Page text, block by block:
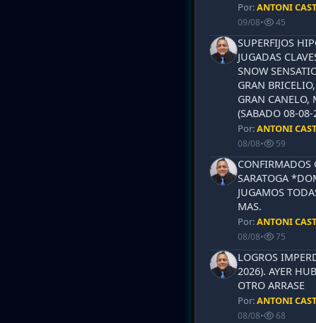
Por:ANTONI
09/08• 45
SUPERFIJOS
JUGADAS
SNOW
GRAN
GRAN CANELO,
(SABADO 08-
Por:ANTONI
08/08• 59
CONFIRMADOS
SARATOGA
JUGAMOS
MAS.
Por:ANTONI
08/08• 75
LOGROS
2026). AYER
OTRO ARRASE
Por:ANTONI
08/08• 68